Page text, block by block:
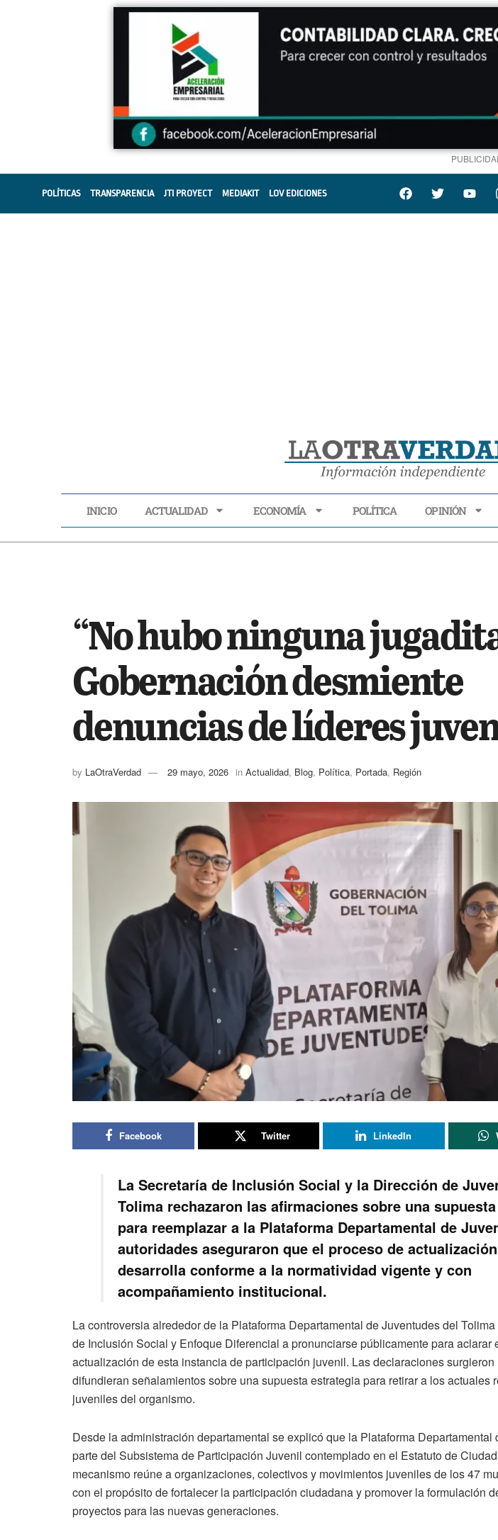
POLÍTICAS TRANSPARENCIA JTI PROYECT MEDIAKIT LOV EDICIONES
INICIO ACTUALIDAD ECONOMÍA POLÍTICA OPINIÓN
“No hubo ninguna
Gobernación desmiente
denuncias de líderes
by LaOtraVerdad 29 mayo, 2026 in Actualidad, Blog, Política, Portada, Región
Facebook Twitter LinkedIn
La Secretaría de Inclusión Social y la Dirección de
Tolima rechazaron las afirmaciones sobre una
para reemplazar a la Plataforma Departamental de
autoridades aseguraron que el proceso de
desarrolla conforme a la normatividad vigente y con
acompañamiento institucional.
La controversia alrededor de la Plataforma Departamental de Juventudes del
de Inclusión Social y Enfoque Diferencial a pronunciarse públicamente para aclarar
actualización de esta instancia de participación juvenil. Las declaraciones
difundieran señalamientos sobre una supuesta estrategia para retirar a los actuales
juveniles del organismo.
Desde la administración departamental se explicó que la Plataforma Departamental
parte del Subsistema de Participación Juvenil contemplado en el Estatuto de
mecanismo reúne a organizaciones, colectivos y movimientos juveniles de los 47
con el propósito de fortalecer la participación ciudadana y promover la formulación
proyectos para las nuevas generaciones.